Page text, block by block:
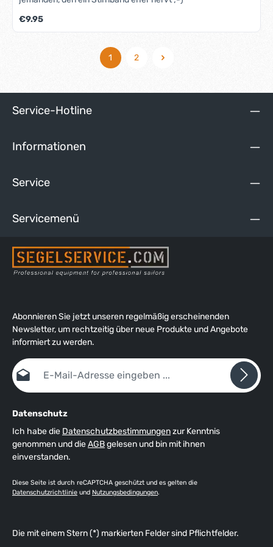
Regulärer Preis:
€9.95
Seite
1
Seite
2
Service-Hotline
Informationen
Service
Servicemenü
Abonnieren Sie jetzt unseren regelmäßig erscheinenden
Newsletter, um rechtzeitig über neue Produkte und Angebote
informiert zu werden.
E-Mail-Adresse*
Datenschutz
Ich habe die Datenschutzbestimmungenzur Kenntnis
genommen und dieAGBgelesen und bin mit ihnen
einverstanden.
Diese Seite ist durch reCAPTCHA geschützt und es gelten die
Datenschutzrichtlinie und Nutzungsbedingungen.
Die mit einem Stern (*) markierten Felder sind Pflichtfelder.